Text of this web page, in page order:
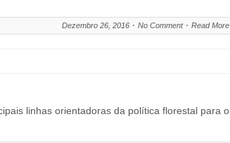
Dezembro 26, 2016 No Comment Read More
linhas orientadoras da política florestal para o